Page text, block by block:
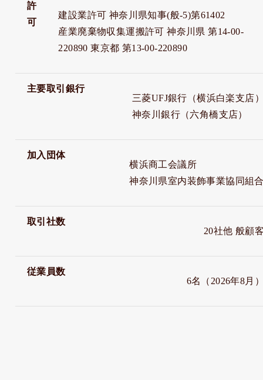
許
可
建設業許可 神奈川県知事(般-5)第61402
産業廃棄物収集運搬許可 神奈川県 第14-00-
220890 東京都 第13-00-220890
主要取引銀行
三菱UFJ銀行（横浜白楽支店
神奈川銀行（六角橋支店）
加入団体
横浜商工会議所
神奈川県室内装飾事業協同組
取引社数
20社他 般顧
従業員数
6名（2026年8月